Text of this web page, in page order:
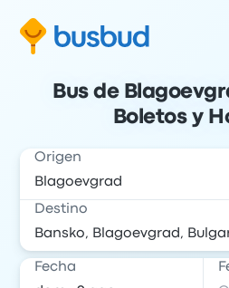
Bus de
Boletos y
Origen
Destino
Fecha